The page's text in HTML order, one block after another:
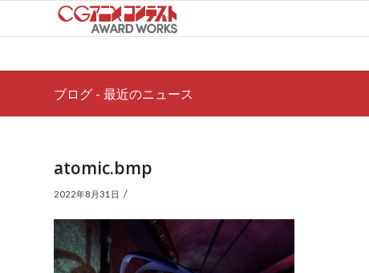
ブログ - 最近のニュース
atomic.bmp
2022年8月31日 /